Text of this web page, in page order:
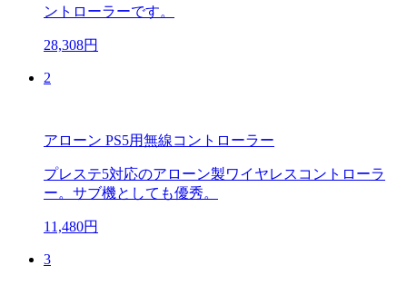
ントローラーです。
28,308円
2
アローン PS5用無線コントローラー
プレステ5対応のアローン製ワイヤレスコントローラ
ー。サブ機としても優秀。
11,480円
3